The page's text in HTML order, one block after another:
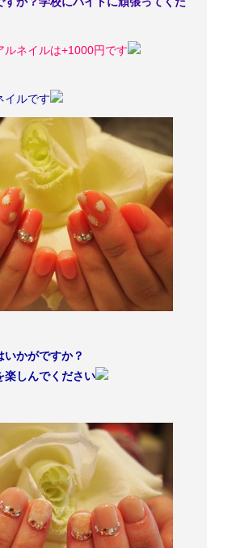
ルネイルは+1000円です
イルです
かがですか？
楽しんでください